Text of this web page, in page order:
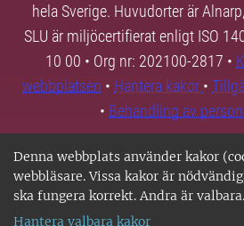
Denna webbplats använder kakor
webbläsare. Vissa kakor är
ska fungera korrekt. Andra är valbara.
Hantera valbara kakor
hela Sverige. Huvudorter är
SLU är miljöcertifierat enligt ISO
10 00 • Org nr: 202100-2817 •
webbplatsen • Hantera kakor •
• Behandling av